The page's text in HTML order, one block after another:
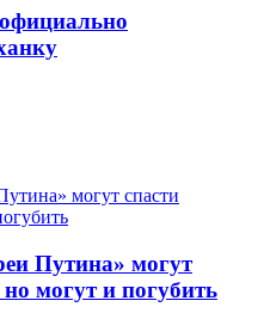
Путина» могут
могут и погубить